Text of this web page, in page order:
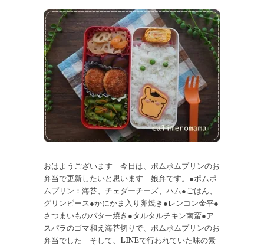
おはようございます 今日は、ポムポムプリンのお
弁当で更新したいと思います 娘弁です。●ポムポ
ムプリン：海苔、チェダーチーズ、ハム●ごはん、
グリンピース●かにかま入り卵焼き●レンコン金平●
さつまいものバター焼き●タルタルチキン南蛮●ア
スパラのゴマ和え海苔切りで、ポムポムプリンのお
弁当でした そして、LINEで行われていた味の素